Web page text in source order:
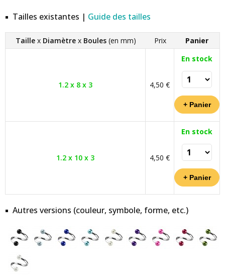
Tailles existantes | Guide des tailles
Taille x Diamètre x Boules (en mm) Prix Panier
1.2 x 8 x 3 4,50 €
En stock
1.2 x 10 x 3 4,50 €
En stock
Autres versions (couleur, symbole, forme, etc.)